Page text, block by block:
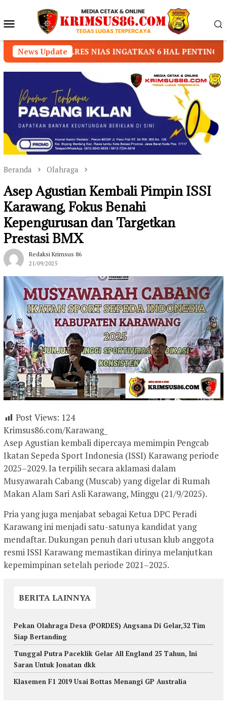
konten Menu
Mobile
News Update
NIAS INGATKAN 6 HAL PENTING SAAT BERKENDARA
Beranda Olahraga
Asep Agustian Kembali Pimpin ISSI
Karawang, Fokus Benahi
Kepengurusan dan Targetkan
Prestasi BMX
Redaksi Krimsus 86
21/09/2025
Post Views: 124
Krimsus86.com/Karawang_
Asep Agustian kembali dipercaya memimpin Pengcab
Ikatan Sepeda Sport Indonesia (ISSI) Karawang periode
2025–2029. Ia terpilih secara aklamasi dalam
Musyawarah Cabang (Muscab) yang digelar di Rumah
Makan Alam Sari Asli Karawang, Minggu (21/9/2025).
Pria yang juga menjabat sebagai Ketua DPC Peradi
Karawang ini menjadi satu-satunya kandidat yang
mendaftar. Dukungan penuh dari utusan klub anggota
resmi ISSI Karawang memastikan dirinya melanjutkan
kepemimpinan setelah periode 2021–2025.
BERITA LAINNYA
Pekan Olahraga Desa (PORDES) Angsana Di Gelar,32 Tim
Siap Bertanding
Tunggal Putra Paceklik Gelar All England 25 Tahun, Ini
Saran Untuk Jonatan dkk
Klasemen F1 2019 Usai Bottas Menangi GP Australia